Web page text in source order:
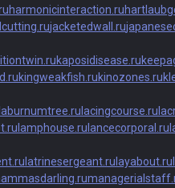
harmonicinteraction.ru
jacketedwall.ru
kaposidisease.ru
kingweakfish.rukinozones.ru
laburnumtree.ru lacingcourse.ru
lamphouse.ru lancecorporal.ru
latrinesergeant.ru layabout.ru